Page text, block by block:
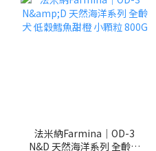
法米納Farmina｜OD-3
N&D 天然海洋系列 全齡犬